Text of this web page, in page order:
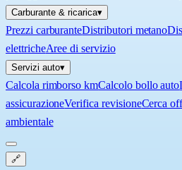
Carburante & ricarica▾
Prezzi carburanteDistributori metano
elettricheAree di servizio
Servizi auto▾
Calcola rimborso kmCalcolo bollo auto
assicurazioneVerifica revisioneCerca
ambientale
🔗